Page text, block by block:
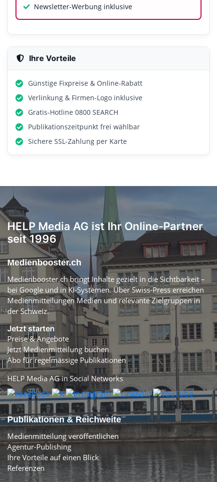
Newsletter-Werbung inklusive
Ihre Vorteile
Günstige Fixpreise & Online-Rabatt
Verlinkung & Firmen-Logo inklusive
Gratis-Hotline 0800 SEARCH
Publikationszeitpunkt frei wählbar
Sichere SSL-Zahlung per Karte
HELP Media AG ist Ihr Online-Partner
seit 1996
Medienbooster.ch
Medienbooster.ch bringt Inhalte gezielt in die Sichtbarkeit –
bei Google und in KI-Systemen. Über Swiss-Press erreichen
Medienmitteilungen Medien und relevante Zielgruppen in
der Schweiz.
Jetzt starten
Preise & Angebote
Jetzt Medienmitteilung buchen
Abo für regelmässige Publikationen
HELP Media AG in Social Networks
Publikationen & Reichweite
Medienmitteilung veröffentlichen
Agentur-Publishing
Ihre Vorteile auf einen Blick
Referenzen